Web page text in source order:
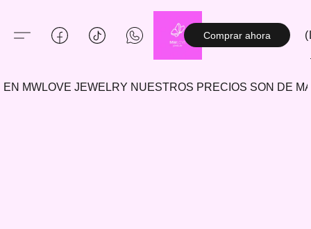
Comprar ahora
EN MWLOVE JEWELRY NUESTROS PRECIOS SON DE